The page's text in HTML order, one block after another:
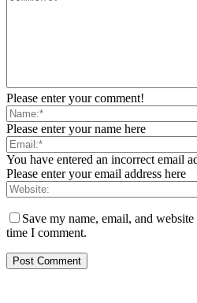
Please enter your comment!
Please enter your name here
You have entered an incorrect email
Please enter your email address here
Save my name, email, and
time I comment.